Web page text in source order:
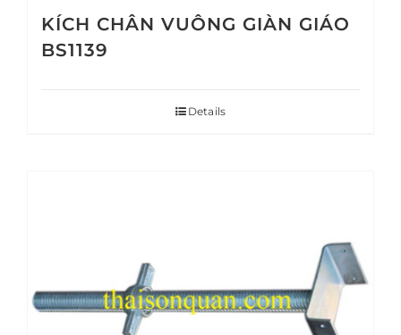
KÍCH CHÂN VUÔNG GIÀN GIÁO
BS1139
Details